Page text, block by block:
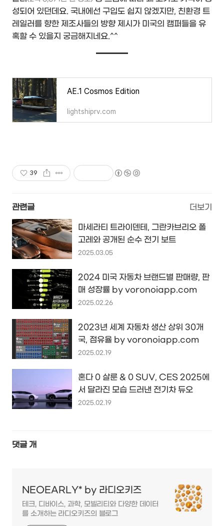
성되어 있던데요. 국내에선 구입도 쉽지 않겠지만, 친환경 트
레일러를 향한 제조사들의 방향 제시가 미국의 캠퍼들을 유
혹할 수 있을지 궁금해지네요.^^
AE.1 Cosmos Edition
lightshiprv.com
39
관련글 더보기
마세라티 트라이덴테, 그란카브리오 폴
고레와 공개된 순수 전기 보트
2025.03.05
2024 미국 자동차 브랜드별 판매량, 판
매 성장률 by voronoiapp.com
2025.02.26
2023년 세계 자동차 생산 상위 30개
국, 점유율 by voronoiapp.com
2025.02.19
혼다 0 살룬 & 0 SUV, CES 2025에
서 달라진 모습 드러낸 전기차 듀오
2025.02.19
댓글 개
NEOEARLY* by 라디오키즈
테크, 디바이스, 과학, 모빌리티와 다양한 데이터
를 소개하는 라디오키즈의 블로그